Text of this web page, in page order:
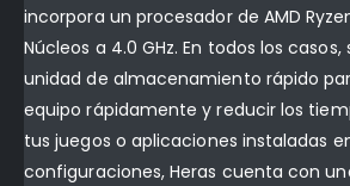
incorpora un procesador de AMD
Núcleos a 4.0 GHz. En todos los
unidad de almacenamiento rápido
equipo rápidamente y reducir los
tus juegos o aplicaciones instaladas
configuraciones, Heras cuenta con